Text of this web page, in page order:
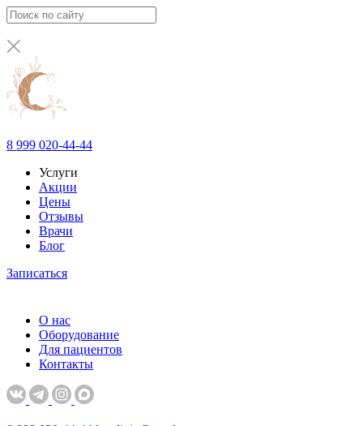
8 999 020-44-44
Услуги
Акции
Цены
Отзывы
Врачи
Блог
Записаться
О нас
Оборудование
Для пациентов
Контакты